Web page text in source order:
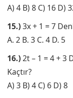
A) 4 B) 8 C) 16 D)
15.)3x + 1 = 7
A. 2 B. 3 C. 4 D. 5
16.)2t – 1 = 4 + 3
Kaçtır?
A) 3 B) 4 C) 6 D) 8